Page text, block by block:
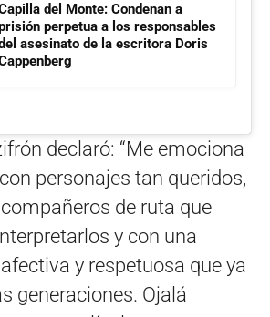
del Monte: Condenan a
perpetua a los responsables
asesinato de la escritora Doris
declaró: “Me emociona
personajes tan queridos,
de ruta que
y con una
y respetuosa que ya
generaciones. Ojalá